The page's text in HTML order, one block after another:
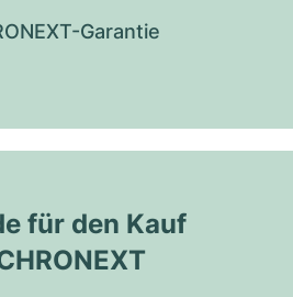
Garantie
für den Kauf